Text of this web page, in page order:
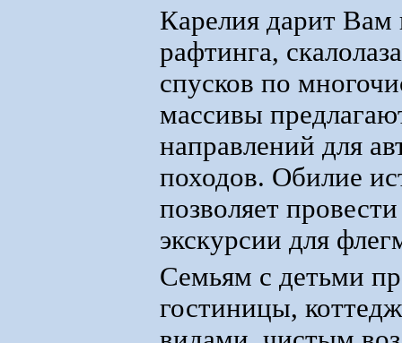
Карелия дарит Вам
рафтинга,
спусков по
массивы
направлений для
походов. Обилие
позволяет
экскурсии для
Семьям с детьми
гостиницы,